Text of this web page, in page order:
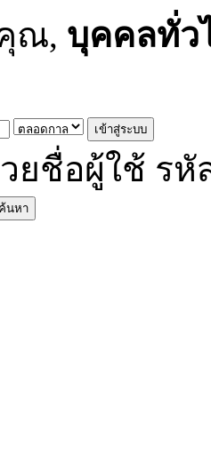
ณ, บุคคลทั่ว
ยชื่อผู้ใช้ รหั